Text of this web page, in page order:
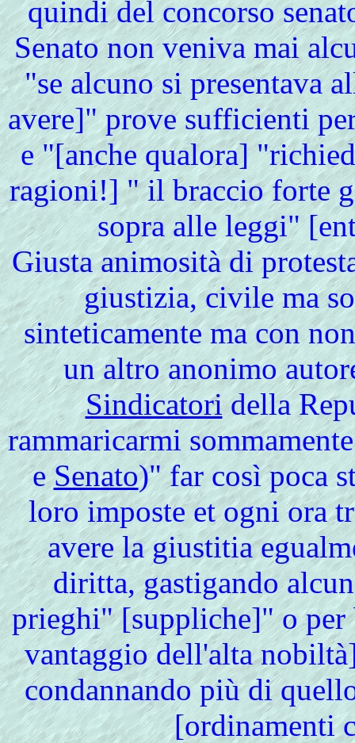
quindi del concorso
Senato non veniva mai
"se alcuno si presentava
avere]" prove sufficienti
e "[anche qualora]
ragioni!] " il braccio forte
sopra alle leggi"
Giusta animosità di
giustizia, civile ma
sinteticamente ma con
un altro anonimo
Sindicatoridella
rammaricarmi
eSenato)" far così poca
loro imposte et ogni ora
avere la giustitia
diritta, gastigando
prieghi" [suppliche]" o
vantaggio dell'alta
condannando più di
[ordinamenti